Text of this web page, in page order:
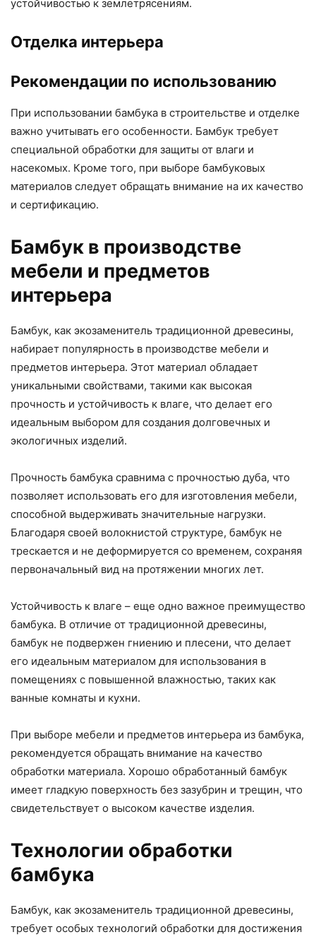
устойчивостью к землетрясениям.
Отделка интерьера
Рекомендации по использованию
При использовании бамбука в строительстве и отделке
важно учитывать его особенности. Бамбук требует
специальной обработки для защиты от влаги и
насекомых. Кроме того, при выборе бамбуковых
материалов следует обращать внимание на их качество
и сертификацию.
Бамбук в производстве
мебели и предметов
интерьера
Бамбук, как экозаменитель традиционной древесины,
набирает популярность в производстве мебели и
предметов интерьера. Этот материал обладает
уникальными свойствами, такими как высокая
прочность и устойчивость к влаге, что делает его
идеальным выбором для создания долговечных и
экологичных изделий.
Прочность бамбука сравнима с прочностью дуба, что
позволяет использовать его для изготовления мебели,
способной выдерживать значительные нагрузки.
Благодаря своей волокнистой структуре, бамбук не
трескается и не деформируется со временем, сохраняя
первоначальный вид на протяжении многих лет.
Устойчивость к влаге – еще одно важное преимущество
бамбука. В отличие от традиционной древесины,
бамбук не подвержен гниению и плесени, что делает
его идеальным материалом для использования в
помещениях с повышенной влажностью, таких как
ванные комнаты и кухни.
При выборе мебели и предметов интерьера из бамбука,
рекомендуется обращать внимание на качество
обработки материала. Хорошо обработанный бамбук
имеет гладкую поверхность без зазубрин и трещин, что
свидетельствует о высоком качестве изделия.
Технологии обработки
бамбука
Бамбук, как экозаменитель традиционной древесины,
требует особых технологий обработки для достижения